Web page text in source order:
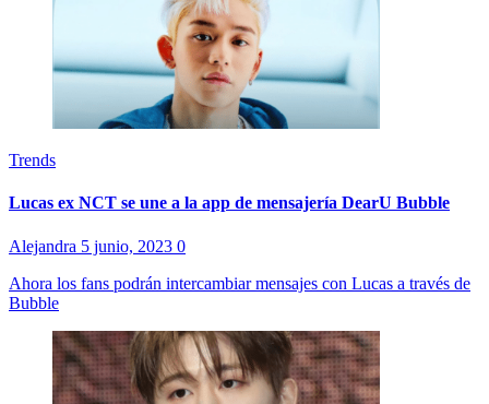
Trends
Lucas ex NCT se une a la app de mensajería DearU Bubble
Alejandra 5 junio, 2023 0
Ahora los fans podrán intercambiar mensajes con Lucas a través de
Bubble